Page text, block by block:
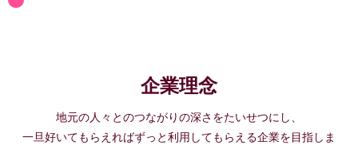
企業理念
地元の人々とのつながりの深さをたいせつにし、
一旦好いてもらえればずっと利用してもらえる企業を目指しま